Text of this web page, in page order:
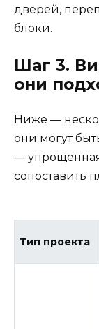
дверей,
блоки.
Шаг 3.
они
Ниже —
они могут
—
сопоставить
Тип проекта